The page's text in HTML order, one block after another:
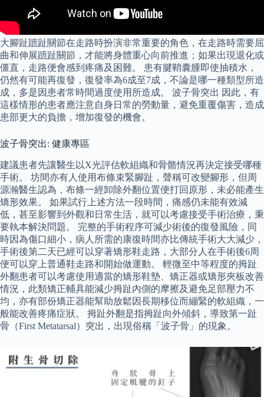
大腳趾蹠趾關節在走路時扮演非常重要的角色，在走路時需要屈
曲和伸展蹠趾關節，才能將身體重心向前推進；如果出現退化或
僵直，走路便會感到疼痛及困難。 患有腱鞘囊腫即使抽積水，
仍然有可能再復發，復發率為6成至7成，不論是哪一種類型所造
成，多是因患者常時間過度使用所造成。 波子骨突出 因此，有
這樣情形的患者應注意自身日常的勞動量，避免重覆傷害，造成
患部更大的負擔，增加復發的機會。
波子骨突出: 健康專區
建議患者先讓醫生以X光評估軟組織和骨骼情況再決定接受哪種
手術。 坊間亦有人使用布條束緊腳趾，聲稱可改變腳形，但周
源瀚醫生認為，布條一經卸除外翻位置便打回原形，未必能產生
矯形效果。 如果試行上述方法一段時間，痛感仍未能有效減
低，甚至影響到外觀和日常生活，就可以考慮接受手術治療，秉
要執本解決問題。 完整的手術程序可減少術後的復發風險，同
時因為傷口細小，病人所需的康復時間亦比傳統手術大大減少，
手術後第二天已經可以穿著矯形鞋走路，大部分人在手術後6周
便可以穿上普通鞋走路和開始做運動。 輕微至中等程度的拇趾
外翻患者可以考慮使用適當的矯形鞋墊、矯正器或矯形夾板改善
情況，此類矯正輔具能減少拇趾內側的摩擦及避免足部壓力不
均，亦有部份矯正器能幫助放鬆因長期移位而繃緊的軟組織，一
般能改善疼痛症狀。 拇趾外翻是指拇趾向外傾斜，導致第一趾
骨（First Metatarsal）突出，出現俗稱「波子骨」的現象。